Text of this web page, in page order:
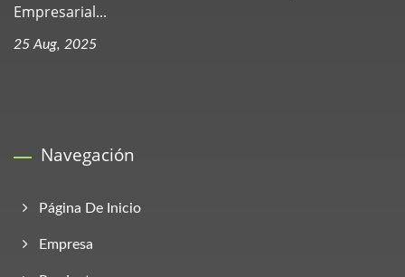
Empresarial...
25 Aug, 2025
Navegación
Página De Inicio
Empresa